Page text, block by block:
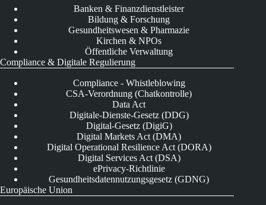
Banken & Finanzdienstleister
Bildung & Forschung
Gesundheitswesen & Pharmazie
Kirchen & NPOs
Öffentliche Verwaltung
Compliance & Digitale Regulierung
Compliance - Whistleblowing
CSA-Verordnung (Chatkontrolle)
Data Act
Digitale-Dienste-Gesetz (DDG)
Digital-Gesetz (DigiG)
Digital Markets Act (DMA)
Digital Operational Resilience Act (DORA)
Digital Services Act (DSA)
ePrivacy-Richtlinie
Gesundheitsdatennutzungsgesetz (GDNG)
Europäische Union